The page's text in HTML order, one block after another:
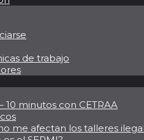
de trabajo
10 minutos con CETRAA
me afectan los talleres